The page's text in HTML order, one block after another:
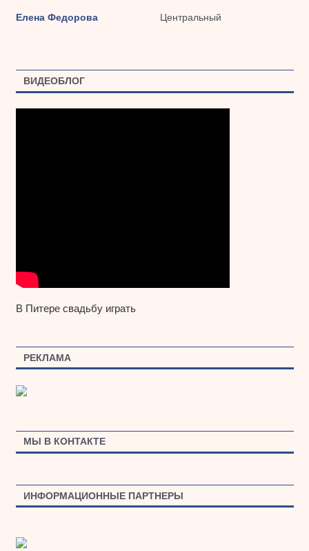
Елена Федорова Центральный
ВИДЕОБЛОГ
В Питере свадьбу играть
РЕКЛАМА
МЫ В КОНТАКТЕ
ИНФОРМАЦИОННЫЕ ПАРТНЕРЫ